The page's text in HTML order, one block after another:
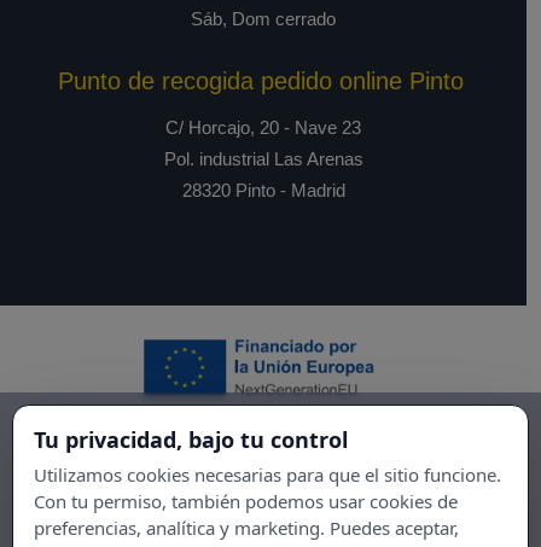
Sáb, Dom cerrado
Punto de recogida pedido online Pinto
C/ Horcajo, 20 - Nave 23
Pol. industrial Las Arenas
28320 Pinto - Madrid
Tu privacidad, bajo tu control
Utilizamos cookies necesarias para que el sitio funcione.
Con tu permiso, también podemos usar cookies de
preferencias, analítica y marketing. Puedes aceptar,